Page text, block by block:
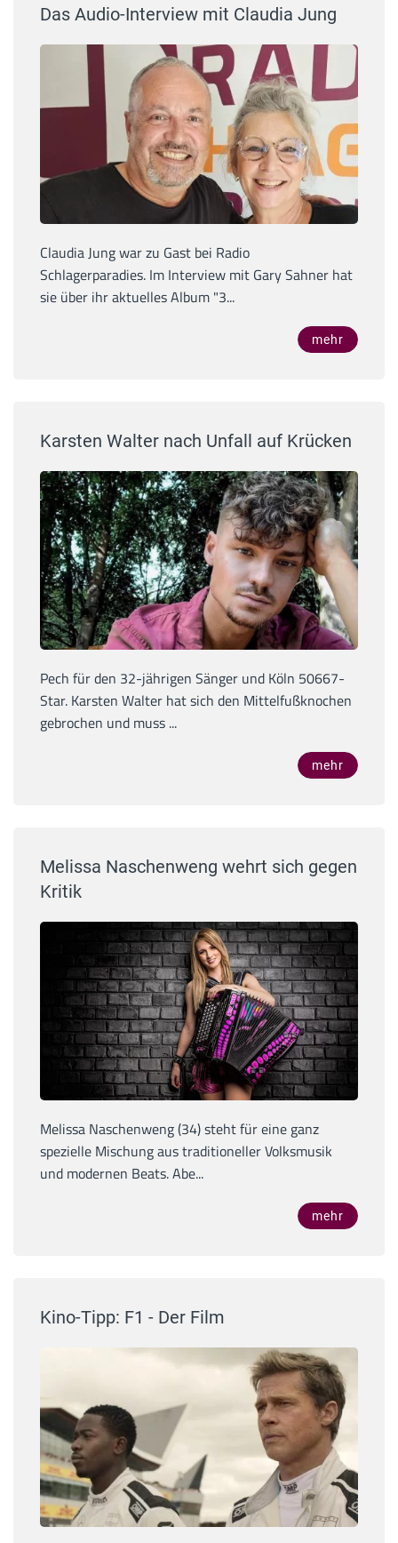
Das Audio-Interview mit Claudia Jung
Claudia Jung war zu Gast bei Radio
Schlagerparadies. Im Interview mit Gary Sahner hat
sie über ihr aktuelles Album "3...
mehr
Karsten Walter nach Unfall auf Krücken
Pech für den 32-jährigen Sänger und Köln 50667-
Star. Karsten Walter hat sich den Mittelfußknochen
gebrochen und muss ...
mehr
Melissa Naschenweng wehrt sich gegen
Kritik
Melissa Naschenweng (34) steht für eine ganz
spezielle Mischung aus traditioneller Volksmusik
und modernen Beats. Abe...
mehr
Kino-Tipp: F1 - Der Film